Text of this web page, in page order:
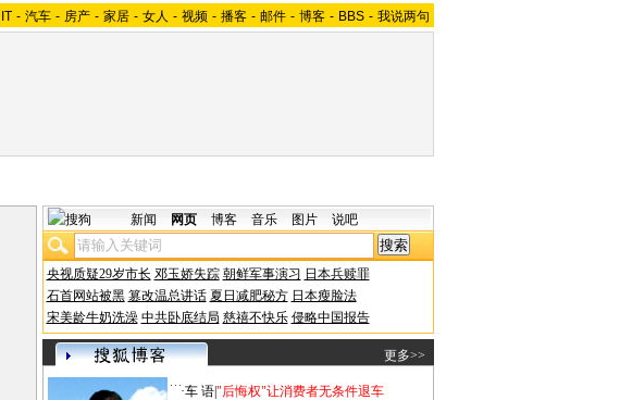
IT - 汽车 - 房产 - 家居 - 女人 - 视频 - 播客 - 邮件 - 博客 - BBS - 我说两句
新闻 网页 博客 音乐 图片 说吧
央视质疑29岁市长 邓玉娇失踪 朝鲜军事演习 日本兵赎罪
石首网站被黑 篡改温总讲话 夏日减肥秘方 日本瘦脸法
宋美龄牛奶洗澡 中共卧底结局 慈禧不快乐 侵略中国报告
更多>>
·车 语|"后悔权"让消费者无条件退车